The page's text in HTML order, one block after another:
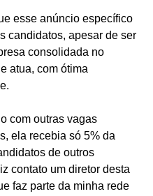
esse anúncio específico
candidatos, apesar de ser
consolidada no
atua, com ótima
com outras vagas
ela recebia só 5% da
de outros
contato um diretor desta
faz parte da minha rede